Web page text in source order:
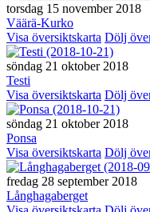
torsdag 15 november 2018
Väärä-Kurko
Visa översiktskarta Dölj
söndag 21 oktober 2018
Testi
Visa översiktskarta Dölj
söndag 21 oktober 2018
Ponsa
Visa översiktskarta Dölj
fredag 28 september 2018
Långhagaberget